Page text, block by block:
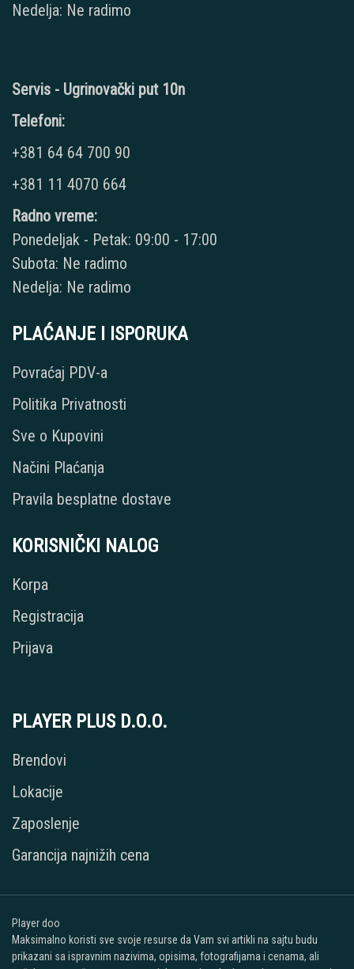
Nedelja: Ne radimo
Servis - Ugrinovački put 10n
Telefoni:
+381 64 64 700 90
+381 11 4070 664
Radno vreme:
Ponedeljak - Petak: 09:00 - 17:00
Subota: Ne radimo
Nedelja: Ne radimo
PLAĆANJE I ISPORUKA
Povraćaj PDV-a
Politika Privatnosti
Sve o Kupovini
Načini Plaćanja
Pravila besplatne dostave
KORISNIČKI NALOG
Korpa
Registracija
Prijava
PLAYER PLUS D.O.O.
Brendovi
Lokacije
Zaposlenje
Garancija najnižih cena
Player doo
Maksimalno koristi sve svoje resurse da Vam svi artikli na sajtu budu
prikazani sa ispravnim nazivima, opisima, fotografijama i cenama, ali